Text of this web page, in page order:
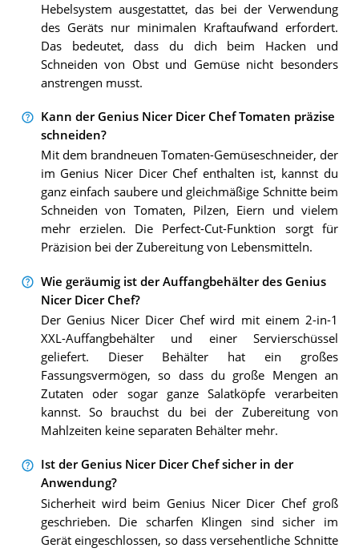
Hebelsystem ausgestattet, das bei der Verwendung
des Geräts nur minimalen Kraftaufwand erfordert.
Das bedeutet, dass du dich beim Hacken und
Schneiden von Obst und Gemüse nicht besonders
anstrengen musst.
Kann der Genius Nicer Dicer Chef Tomaten präzise
schneiden?
Mit dem brandneuen Tomaten-Gemüseschneider, der
im Genius Nicer Dicer Chef enthalten ist, kannst du
ganz einfach saubere und gleichmäßige Schnitte beim
Schneiden von Tomaten, Pilzen, Eiern und vielem
mehr erzielen. Die Perfect-Cut-Funktion sorgt für
Präzision bei der Zubereitung von Lebensmitteln.
Wie geräumig ist der Auffangbehälter des Genius
Nicer Dicer Chef?
Der Genius Nicer Dicer Chef wird mit einem 2-in-1
XXL-Auffangbehälter und einer Servierschüssel
geliefert. Dieser Behälter hat ein großes
Fassungsvermögen, so dass du große Mengen an
Zutaten oder sogar ganze Salatköpfe verarbeiten
kannst. So brauchst du bei der Zubereitung von
Mahlzeiten keine separaten Behälter mehr.
Ist der Genius Nicer Dicer Chef sicher in der
Anwendung?
Sicherheit wird beim Genius Nicer Dicer Chef groß
geschrieben. Die scharfen Klingen sind sicher im
Gerät eingeschlossen, so dass versehentliche Schnitte